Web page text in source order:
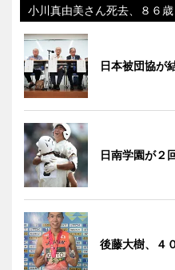
小川真由美さん死去、８６歳
日本被団協が
日南学園が
後藤大樹、４